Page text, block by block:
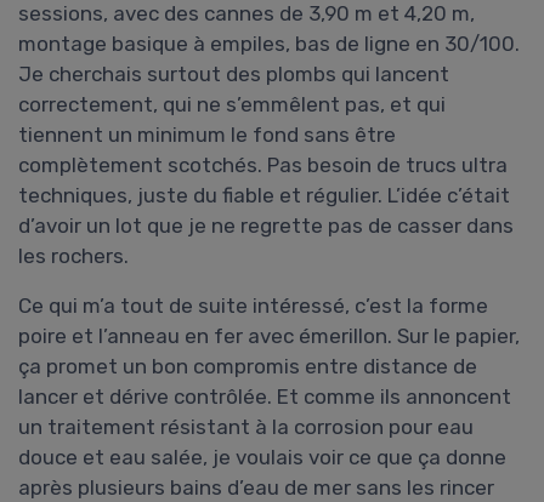
sessions, avec des cannes de 3,90 m et 4,20 m,
montage basique à empiles, bas de ligne en 30/100.
Je cherchais surtout des plombs qui lancent
correctement, qui ne s’emmêlent pas, et qui
tiennent un minimum le fond sans être
complètement scotchés. Pas besoin de trucs ultra
techniques, juste du fiable et régulier. L’idée c’était
d’avoir un lot que je ne regrette pas de casser dans
les rochers.
Ce qui m’a tout de suite intéressé, c’est la forme
poire et l’anneau en fer avec émerillon. Sur le papier,
ça promet un bon compromis entre distance de
lancer et dérive contrôlée. Et comme ils annoncent
un traitement résistant à la corrosion pour eau
douce et eau salée, je voulais voir ce que ça donne
après plusieurs bains d’eau de mer sans les rincer